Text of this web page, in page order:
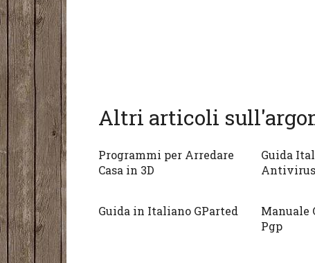
Altri articoli
Programmi per Arredare
Casa in 3D
Guida
Antivirus
Guida in Italiano GParted
Manuale
Pgp